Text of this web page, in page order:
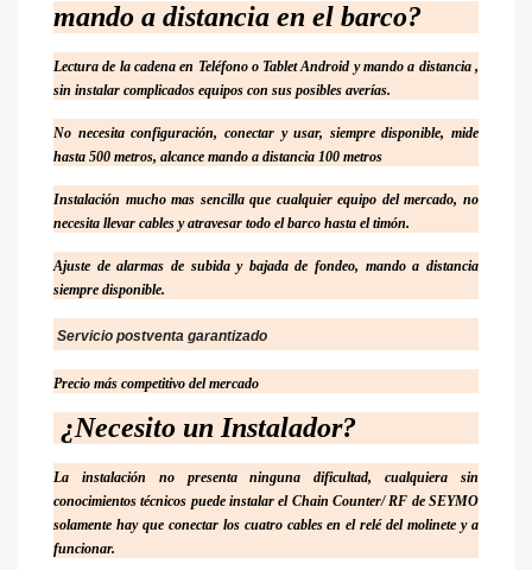
mando a distancia en el barco?
Lectura de la cadena en Teléfono o Tablet Android y mando a distancia ,
sin instalar complicados equipos con sus posibles averías.
No necesita configuración, conectar y usar, siempre disponible, mide
hasta 500 metros, alcance mando a distancia 100 metros
Instalación mucho mas sencilla que cualquier equipo del mercado, no
necesita llevar cables y atravesar todo el barco hasta el timón.
Ajuste de alarmas de subida y bajada de fondeo, mando a distancia
siempre disponible.
Servicio postventa garantizado
Precio más competitivo del mercado
¿Necesito un Instalador?
La instalación no presenta ninguna dificultad, cualquiera sin
conocimientos técnicos puede instalar el Chain Counter/ RF de SEYMO
solamente hay que conectar los cuatro cables en el relé del molinete y a
funcionar.